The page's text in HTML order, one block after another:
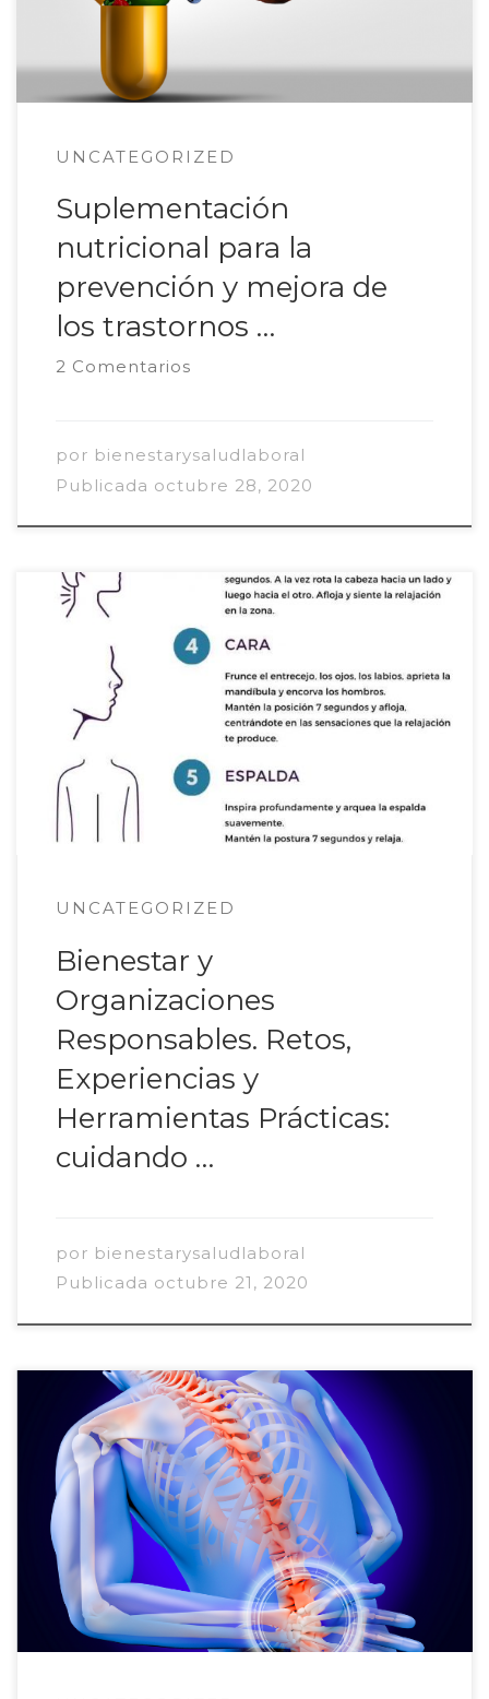
sugeríamos, o cuando necesitamos dosis
UNCATEGORIZED
Suplementación
nutricional para la
prevención y mejora de
los trastornos …
2 Comentarios
por bienestarysaludlaboral
Publicada octubre 28, 2020
La relajación progresiva de Jacobson es una
herramienta que puede ayudarnos a gestionar la
tensión que generan en nuestro cuerpo las
emociones acumuladas, el estrés y la carga
mental. Para facilitar su realización, hemos
confeccionado esta infografía para la
Jornada:«Bienestar y Organizaciones
Responsables. Retos, experiencias y herramientas
prácticas: cuidando nuestro […]
UNCATEGORIZED
Bienestar y
Organizaciones
Responsables. Retos,
Experiencias y
Herramientas Prácticas:
cuidando …
por bienestarysaludlaboral
Publicada octubre 21, 2020
Dentro del contexto de la campaña de la
Agencia Europea para la Seguridad y la Salud en
el Trabajo, y en este momento singular que
vivimos, en el que el teletrabajo obligado hace
que los trabajadores pasen horas en puestos no
preparados ergonómicamente para la jornada
laboral, sumado al estrés […]